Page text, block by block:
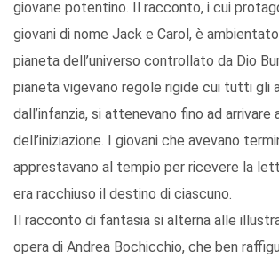
giovane potentino. Il racconto, i cui
giovani di nome Jack e Carol, è
pianeta dell’universo controllato da Dio
pianeta vigevano regole rigide cui tutti gli
dall’infanzia, si attenevano fino ad arrivare
dell’iniziazione. I giovani che avevano
apprestavano al tempio per ricevere la
era racchiuso il destino di ciascuno.
Il racconto di fantasia si alterna alle
opera di Andrea Bochicchio, che ben